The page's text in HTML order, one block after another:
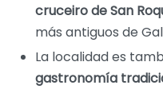
cruceiro de San
más antiguos de
La localidad es
gastronomía